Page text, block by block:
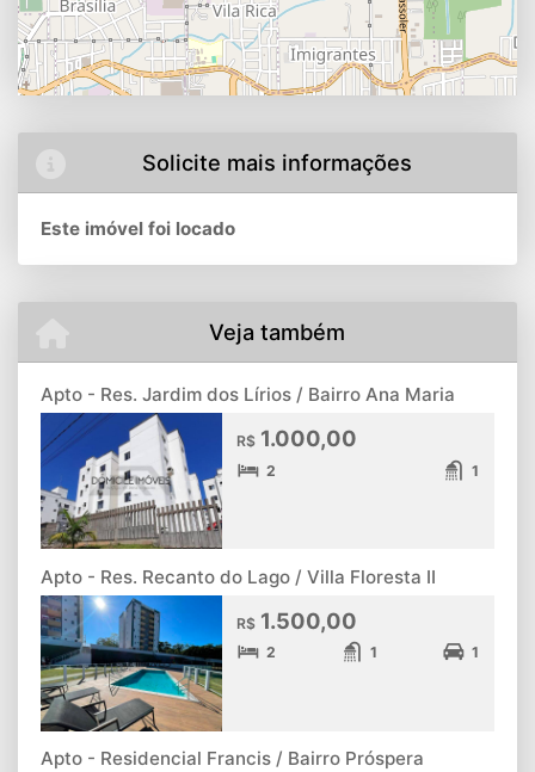
Solicite mais informações
Este imóvel foi locado
Veja também
Apto - Res. Jardim dos Lírios / Bairro Ana Maria
R$ 1.000,00
2 1
Apto - Res. Recanto do Lago / Villa Floresta II
R$ 1.500,00
2 1 1
Apto - Residencial Francis / Bairro Próspera